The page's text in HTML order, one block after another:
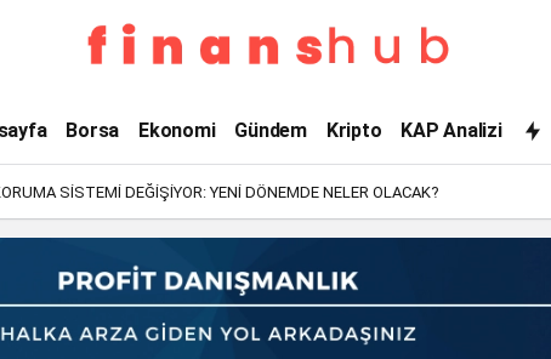
ihale
yasağı
Haberleri
Borsa Ekonomi Gündem Kripto KAP Analizi
SİSTEMİ DEĞİŞİYOR: YENİ DÖNEMDE NELER OLACAK?